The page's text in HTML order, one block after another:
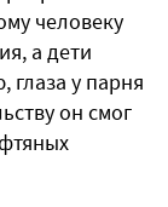
человеку
а дети
глаза у парня
он смог